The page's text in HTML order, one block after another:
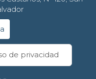
de privacidad